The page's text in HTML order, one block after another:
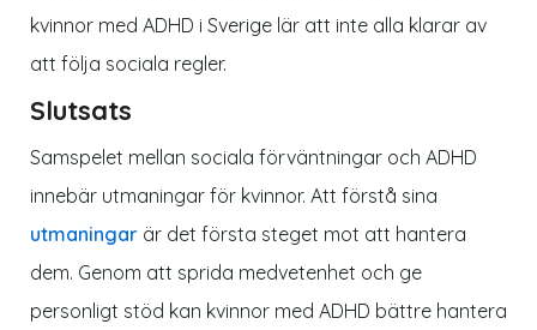
kvinnor med ADHD i Sverige lär att inte alla klarar av
att följa sociala regler.
Slutsats
Samspelet mellan sociala förväntningar och ADHD
innebär utmaningar för kvinnor. Att förstå sina
utmaningar är det första steget mot att hantera
dem. Genom att sprida medvetenhet och ge
personligt stöd kan kvinnor med ADHD bättre hantera